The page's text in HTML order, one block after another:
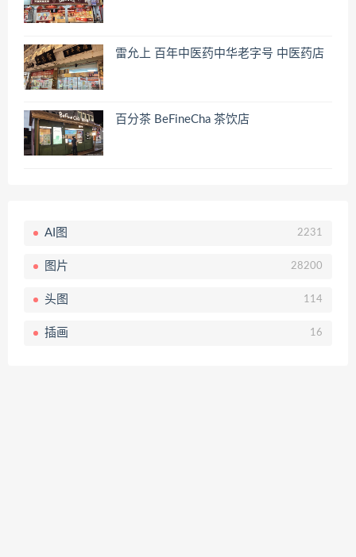
雷允上 百年中医药中华老字号 中医药店
百分茶 BeFineCha 茶饮店
AI图 2231
图片 28200
头图 114
插画 16